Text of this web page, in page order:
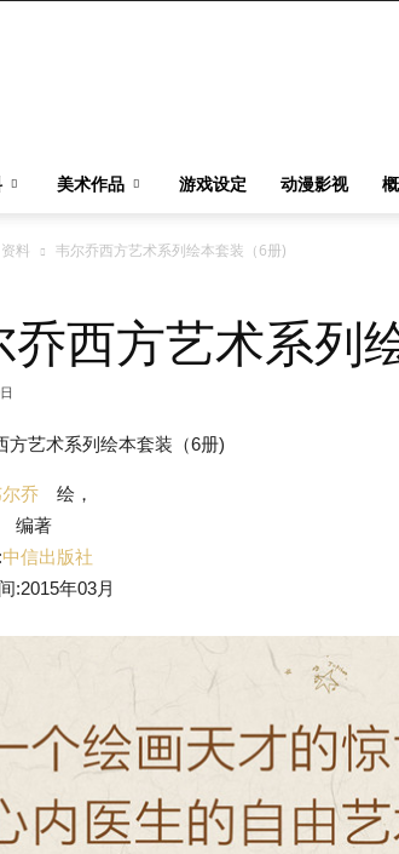
美术作品 游戏设定 动漫影视
料 韦尔乔西方艺术系列绘本套装（6册)
乔西方艺术系列
乔 绘，
编著
中信出版社
:2015年03月